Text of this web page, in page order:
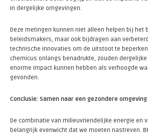
in dergelijke omgevingen.
Deze metingen kunnen niet alleen helpen bij het
beleidsmakers, maar ook bijdragen aan
technische innovaties om de uitstoot te
chemicus onlangs benadrukte, zouden
enorme impact kunnen hebben als verhoogde
gevonden.
Conclusie: Samen naar een gezondere omgeving
De combinatie van milieuvriendelijke energie en
belangrijk evenwicht dat we moeten nastreven.